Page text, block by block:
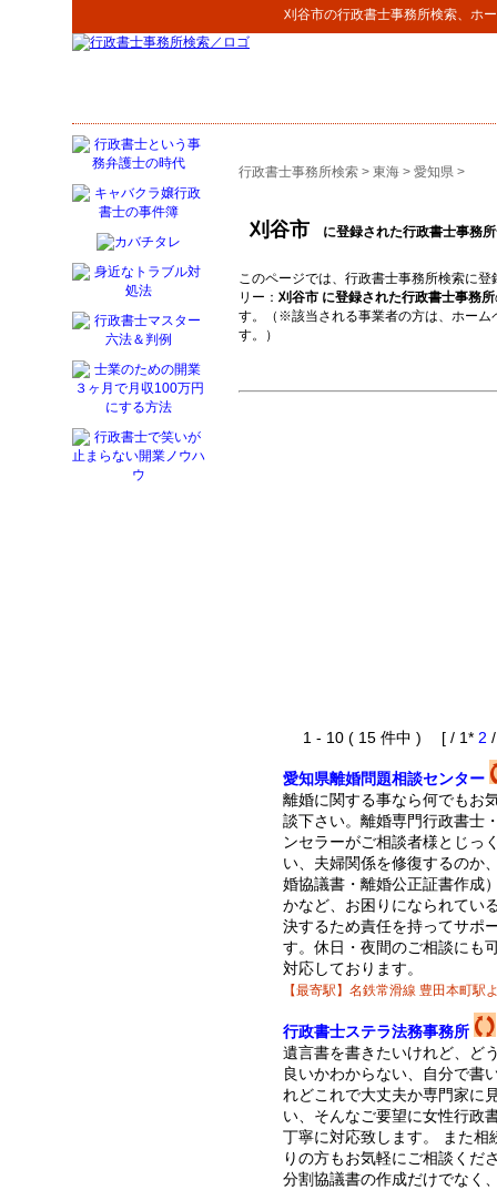
刈谷市の行政書士事務所検索、ホ
行政書士事務所検索 > 東海 > 愛知県 >
刈谷市 に登録された行政書士事務
このページでは、行政書士事務所検索に
リー： 刈谷市 に登録された行政書士事務所
す。（※該当される事業者の方は、ホーム
す。）
1 - 10 ( 15 件中 ) [ / 1* 2
愛知県離婚問題相談センター
離婚に関する事なら何でもお
談下さい。離婚専門行政書士
ンセラーがご相談者様とじっ
い、夫婦関係を修復するのか
婚協議書・離婚公正証書作成
かなど、お困りになられてい
決するため責任を持ってサポ
す。休日・夜間のご相談にも
対応しております。
【最寄駅】名鉄常滑線 豊田本町駅
行政書士ステラ法務事務所
遺言書を書きたいけれど、ど
良いかわからない、自分で書
れどこれで大丈夫か専門家に
い、そんなご要望に女性行政
丁寧に対応致します。 また相
りの方もお気軽にご相談くだ
分割協議書の作成だけでなく